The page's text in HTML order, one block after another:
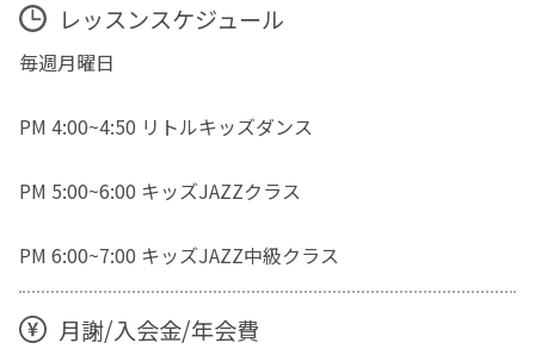
レッスンスケジュール
毎週月曜日
PM 4:00~4:50 リトルキッズダンス
PM 5:00~6:00 キッズJAZZクラス
PM 6:00~7:00 キッズJAZZ中級クラス
月謝/入会金/年会費